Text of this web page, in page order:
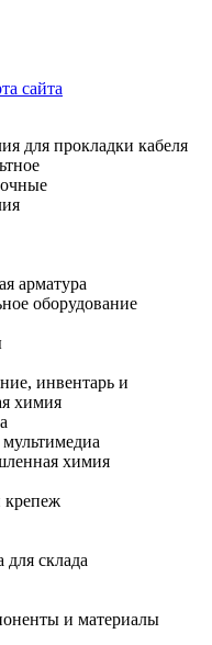
сайта
для прокладки кабеля
арматура
оборудование
инвентарь и
химия
химия
крепеж
склада
и материалы